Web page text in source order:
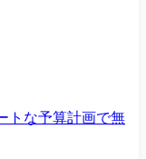
トな予算計画で無